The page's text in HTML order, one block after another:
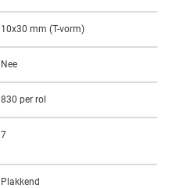
10x30 mm (T-vorm)
Nee
830 per rol
7
Plakkend